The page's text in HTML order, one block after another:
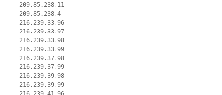
209.85.238.11
209.85.238.4
216.239.33.96
216.239.33.97
216.239.33.98
216.239.33.99
216.239.37.98
216.239.37.99
216.239.39.98
216.239.39.99
216.239.41.96